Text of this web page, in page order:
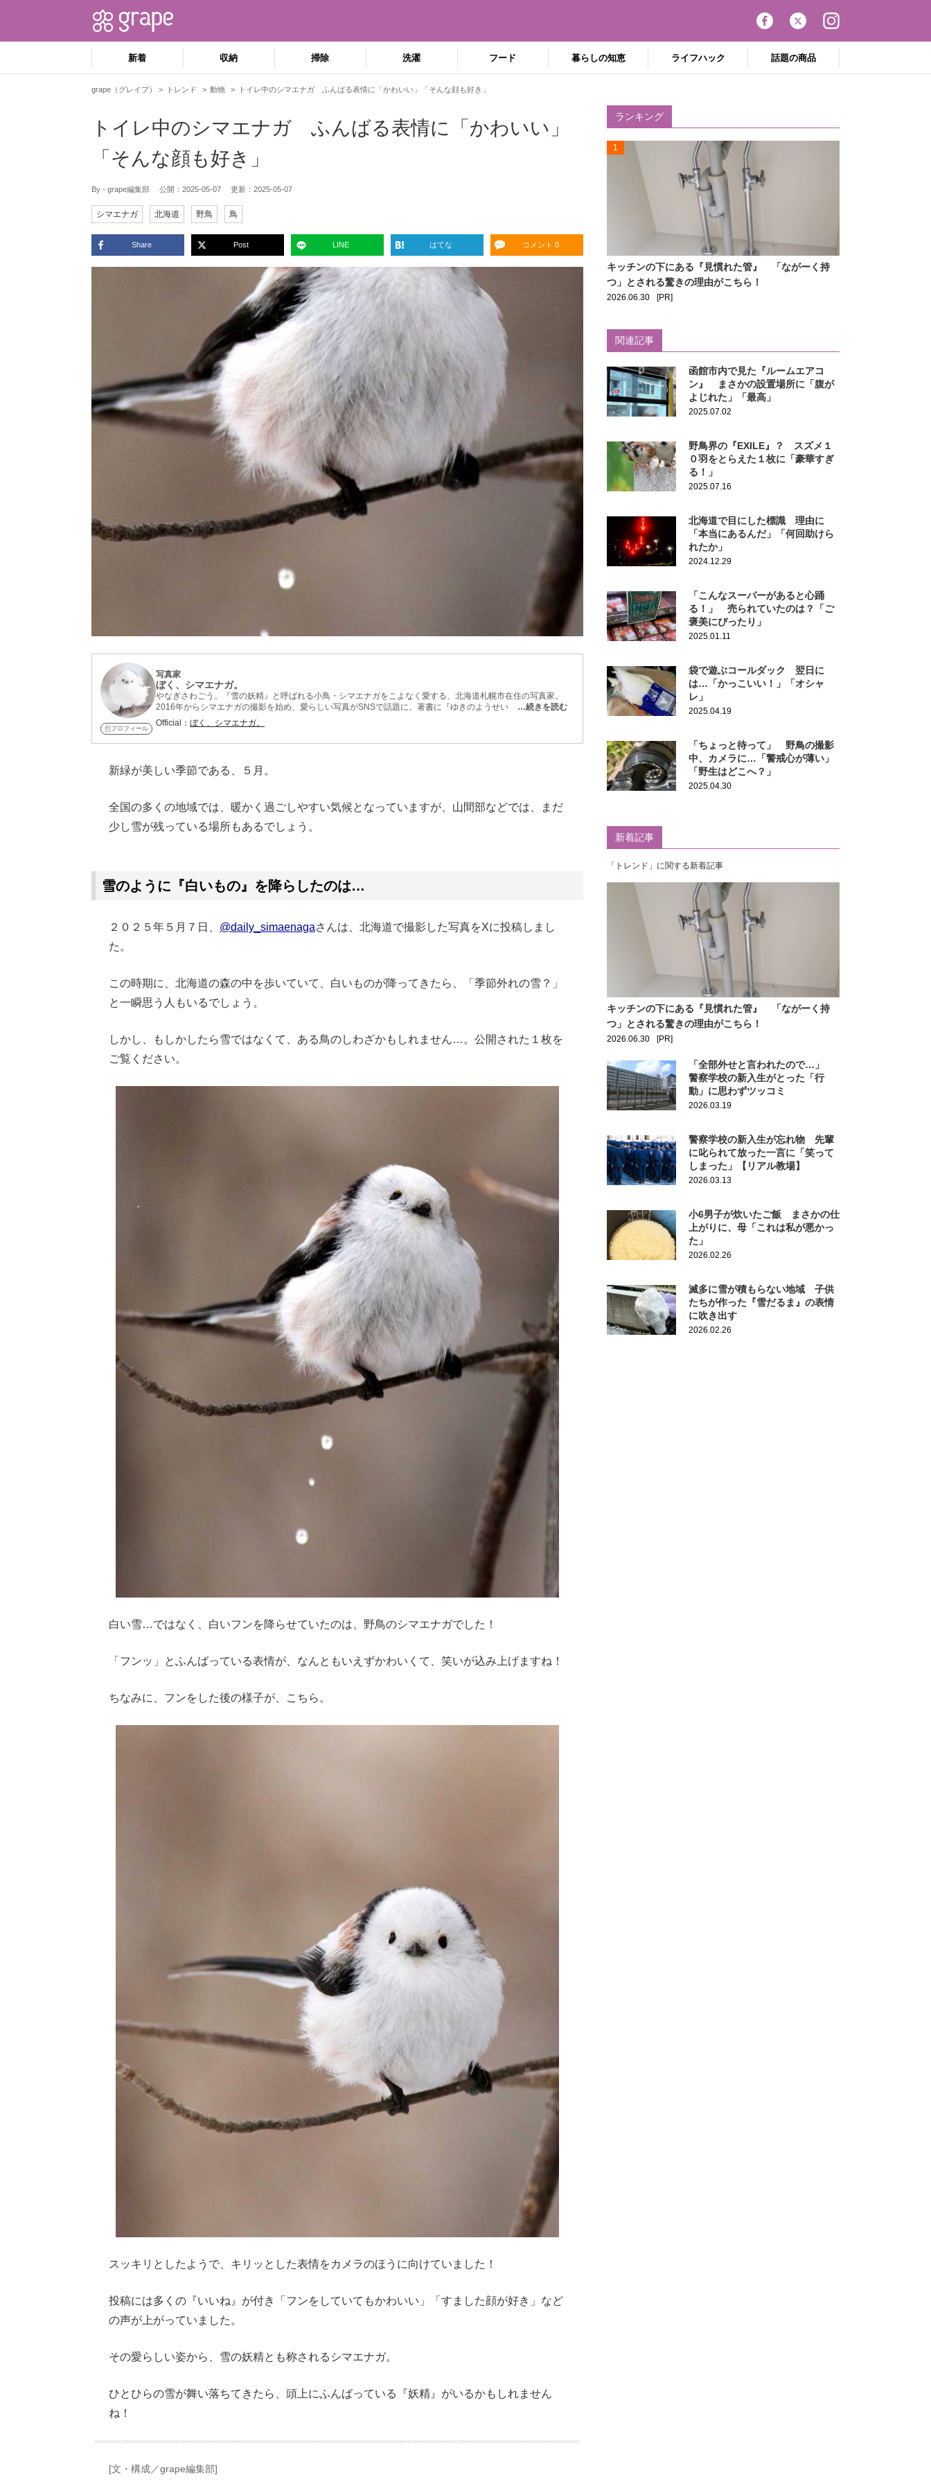
新着 収納 掃除 洗濯 フード 暮らしの知恵 ライフハック 話題の商品
grape（グレイプ） トレンド 動物 トイレ中のシマエナガ ふんばる表情に「かわいい」「そんな顔も好き」
トイレ中のシマエナガ ふんばる表情に「かわいい」
「そんな顔も好き」
By - grape編集部 公開： 2025-05-07 更新： 2025-05-07
シマエナガ 北海道 野鳥 鳥
Share Post LINE はてな コメント 0
プロフィール
写真家
ぼく、シマエナガ。
やなぎさわごう。『雪の妖精』と呼ばれる小鳥・シマエナガをこよなく愛する、北海道札幌市在住の写真家。
2016年からシマエナガの撮影を始め、愛らしい写真がSNSで話題に。著書に『ゆきのようせい』『空飛ぶ豆大
福』『ぼくのシマエナガレシピ』など。
…続きを読む
Official： ぼく、シマエナガ。
新緑が美しい季節である、５月。
全国の多くの地域では、暖かく過ごしやすい気候となっていますが、山間部などでは、まだ
少し雪が残っている場所もあるでしょう。
雪のように『白いもの』を降らしたのは…
２０２５年５月７日、 @daily_simaenagaさんは、北海道で撮影した写真をXに投稿しまし
た。
この時期に、北海道の森の中を歩いていて、白いものが降ってきたら、「季節外れの雪？」
と一瞬思う人もいるでしょう。
しかし、もしかしたら雪ではなくて、ある鳥のしわざかもしれません…。公開された１枚を
ご覧ください。
白い雪…ではなく、白いフンを降らせていたのは、野鳥のシマエナガでした！
「フンッ」とふんばっている表情が、なんともいえずかわいくて、笑いが込み上げますね！
ちなみに、フンをした後の様子が、こちら。
スッキリとしたようで、キリッとした表情をカメラのほうに向けていました！
投稿には多くの『いいね』が付き「フンをしていてもかわいい」「すました顔が好き」など
の声が上がっていました。
その愛らしい姿から、雪の妖精とも称されるシマエナガ。
ひとひらの雪が舞い落ちてきたら、頭上にふんばっている『妖精』がいるかもしれません
ね！
[文・構成／grape編集部]
ランキング
1
キッチンの下にある『見慣れた管』 「ながーく持
つ」とされる驚きの理由がこちら！
2026.06.30 [PR]
関連記事
函館市内で見た『ルームエアコ
ン』 まさかの設置場所に「腹が
よじれた」「最高」
2025.07.02
野鳥界の『EXILE』？ スズメ１
０羽をとらえた１枚に「豪華すぎ
る！」
2025.07.16
北海道で目にした標識 理由に
「本当にあるんだ」「何回助けら
れたか」
2024.12.29
「こんなスーパーがあると心踊
る！」 売られていたのは？「ご
褒美にぴったり」
2025.01.11
袋で遊ぶコールダック 翌日に
は…「かっこいい！」「オシャ
レ」
2025.04.19
「ちょっと待って」 野鳥の撮影
中、カメラに…「警戒心が薄い」
「野生はどこへ？」
2025.04.30
新着記事
「トレンド」に関する新着記事
キッチンの下にある『見慣れた管』 「ながーく持
つ」とされる驚きの理由がこちら！
2026.06.30 [PR]
「全部外せと言われたので…」
警察学校の新入生がとった「行
動」に思わずツッコミ
2026.03.19
警察学校の新入生が忘れ物 先輩
に叱られて放った一言に「笑って
しまった」【リアル教場】
2026.03.13
小6男子が炊いたご飯 まさかの仕
上がりに、母「これは私が悪かっ
た」
2026.02.26
滅多に雪が積もらない地域 子供
たちが作った『雪だるま』の表情
に吹き出す
2026.02.26